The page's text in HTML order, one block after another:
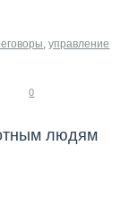
,управление
0
людям